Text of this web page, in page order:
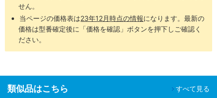
せん。
当ページの価格表は23年12月時点の情報になります。最新の
価格は型番確定後に「価格を確認」ボタンを押下しご確認く
ださい。
類似品はこちら すべて見る